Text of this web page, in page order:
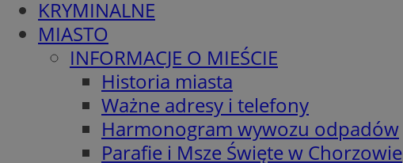
KRYMINALNE
MIASTO
INFORMACJE O MIEŚCIE
Historia miasta
Ważne adresy i telefony
Harmonogram wywozu odpadów
Parafie i Msze Święte w Chorzowie